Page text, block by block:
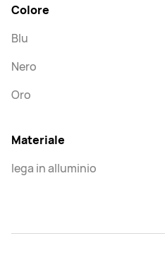
Colore
Blu
Nero
Oro
Materiale
lega in alluminio